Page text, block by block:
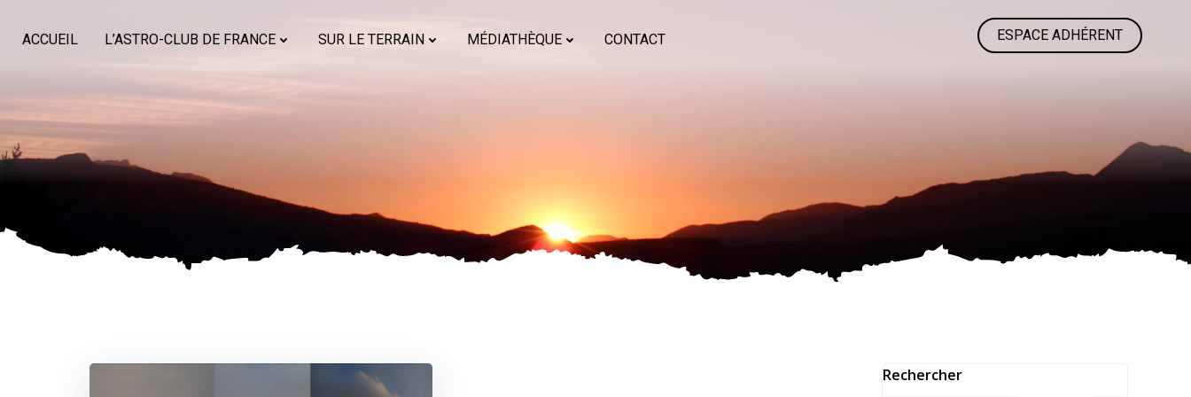
ACCUEIL L’ASTRO-CLUB DE FRANCE SUR LE TERRAIN MÉDIATHÈQUE CONTACT ESPACE ADHÉRENT
Rechercher